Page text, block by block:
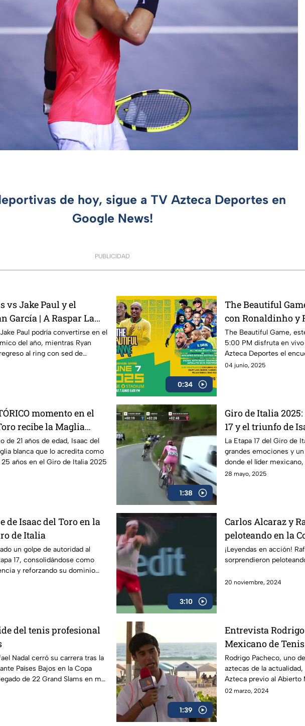
de hoy, sigue a TV Azteca Deportes en
Google News!
PUBLICIDAD
vs Jake Paul y el
García | A Raspar La
Paul podría convertirse en el
del año, mientras Ryan
al ring con sed de
0:34
The Beautiful
con Ronaldinho y
junio a las 5:00 PM
The Beautiful Game,
5:00 PM disfruta en
Azteca Deportes el
Roberto Carlos
04 junio, 2025
momento en el
recibe la Maglia
de Italia 2025
de 21 años de edad, Isaac del
blanca que lo acredita como
años en el Giro de Italia 2025
1:38
Giro de Italia
17 y el triunfo de
La Etapa 17 del Giro de
grandes emociones y
donde el líder
triunfo
28 mayo, 2025
de Isaac del Toro en la
de Italia
un golpe de autoridad al
17, consolidándose como
y reforzando su dominio
3:10
Carlos Alcaraz y
peloteando en la
¡Leyendas en acción!
sorprendieron
20 noviembre, 2024
del tenis profesional
Nadal cerró su carrera tras la
Países Bajos en la Copa
de 22 Grand Slams en más
1:39
Entrevista
Mexicano de Tenis
Rodrigo Pacheco, uno
aztecas de la
Azteca previo al Abierto
Acapulco
02 marzo, 2024